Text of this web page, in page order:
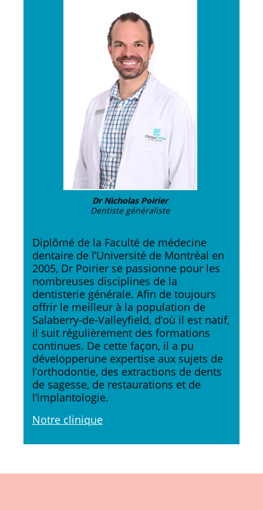
Dr Nicholas Poirier
Dentiste généraliste
Diplômé de la Faculté de médecine
dentaire de l’Université de Montréal en
2005, Dr Poirier se passionne pour les
nombreuses disciplines de la
dentisterie générale. Afin de toujours
offrir le meilleur à la population de
Salaberry-de-Valleyfield, d’où il est natif,
il suit régulièrement des formations
continues. De cette façon, il a pu
développerune expertise aux sujets de
l’orthodontie, des extractions de dents
de sagesse, de restaurations et de
l’implantologie.
Notre clinique